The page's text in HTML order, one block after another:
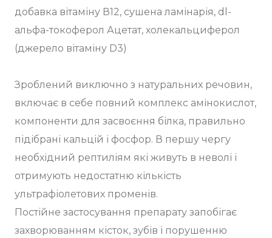
добавка вітаміну В12, сушена ламінарія, dl-
альфа-токоферол Ацетат, холекальциферол
(джерело вітаміну D3)
Зроблений виключно з натуральних речовин,
включає в себе повний комплекс амінокислот,
компоненти для засвоєння білка, правильно
підібрані кальцій і фосфор. В першу чергу
необхідний рептиліям які живуть в неволі і
отримують недостатню кількість
ультрафіолетових променів.
Постійне застосування препарату запобігає
захворюванням кісток, зубів і порушенню